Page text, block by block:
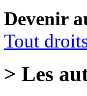
Devenir
Tout
> Les